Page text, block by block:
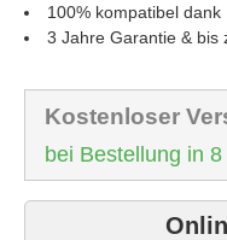
100% kompatibel
3 Jahre Garantie & bis
Kostenloser
bei Bestellung in